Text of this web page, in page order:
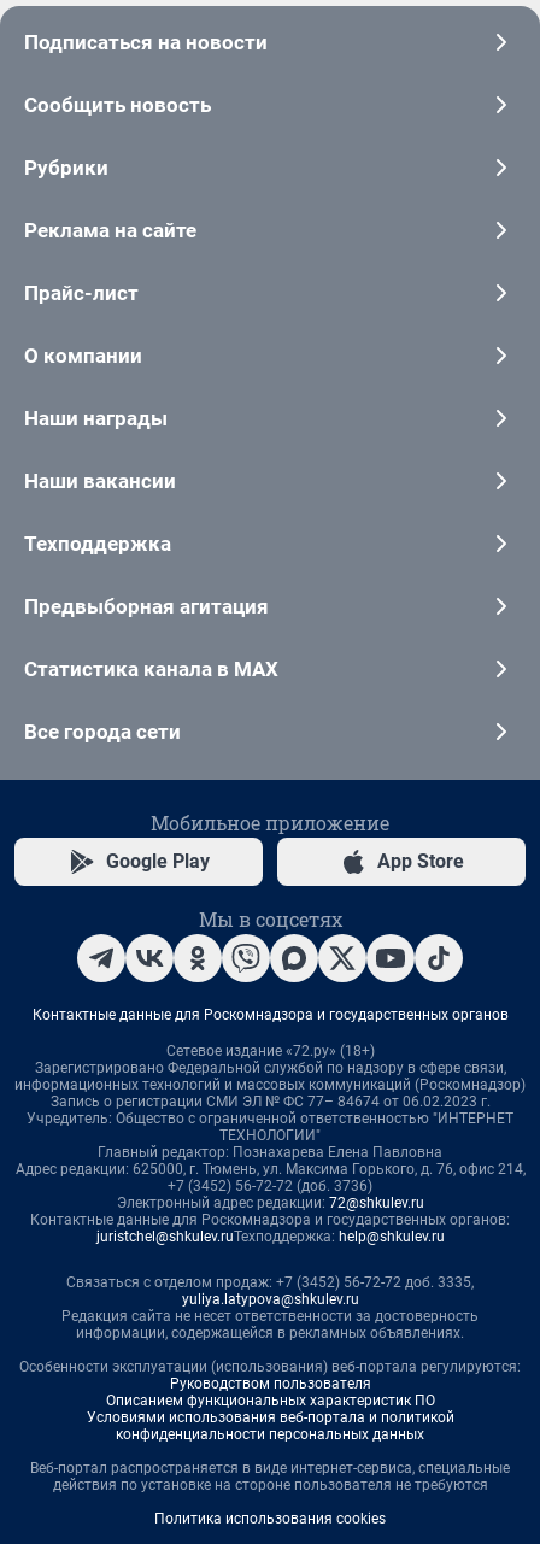
Подписаться на новости
Сообщить новость
Рубрики
Реклама на сайте
Прайс-лист
О компании
Наши награды
Наши вакансии
Техподдержка
Предвыборная агитация
Статистика канала в MAX
Все города сети
Мобильное приложение
Google Play App Store
Мы в соцсетях
Контактные данные для Роскомнадзора и государственных органов
Сетевое издание «72.ру» (18+)
Зарегистрировано Федеральной службой по надзору в сфере связи,
информационных технологий и массовых коммуникаций (Роскомнадзор)
Запись о регистрации СМИ ЭЛ № ФС 77– 84674 от 06.02.2023 г.
Учредитель: Общество с ограниченной ответственностью "ИНТЕРНЕТ
ТЕХНОЛОГИИ"
Главный редактор: Познахарева Елена Павловна
Адрес редакции: 625000, г. Тюмень, ул. Максима Горького, д. 76, офис 214,
+7 (3452) 56-72-72 (доб. 3736)
Электронный адрес редакции: 72@shkulev.ru
Контактные данные для Роскомнадзора и государственных органов:
juristchel@shkulev.ruТехподдержка: help@shkulev.ru
Связаться с отделом продаж: +7 (3452) 56-72-72 доб. 3335,
yuliya.latypova@shkulev.ru
Редакция сайта не несет ответственности за достоверность
информации, содержащейся в рекламных объявлениях.
Особенности эксплуатации (использования) веб-портала регулируются:
Руководством пользователя
Описанием функциональных характеристик ПО
Условиями использования веб-портала и политикой
конфиденциальности персональных данных
Веб-портал распространяется в виде интернет-сервиса, специальные
действия по установке на стороне пользователя не требуются
Политика использования cookies